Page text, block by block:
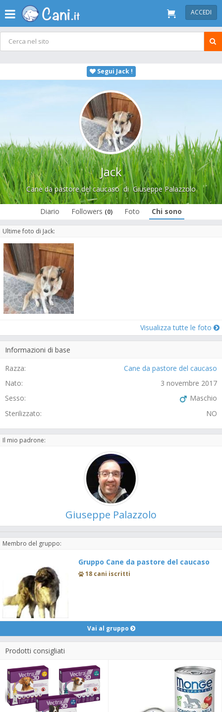
ACCEDI
Segui Jack !
Jack
Cane da pastore del caucasodiGiuseppe Palazzolo
Diario Followers (0) Foto Chi sono
Ultime foto di Jack:
Visualizza tutte le foto
Informazioni di base
Razza:
Cane da pastore del caucaso
Nato:
3 novembre 2017
Sesso:
Maschio
Sterilizzato:
NO
Il mio padrone:
Giuseppe Palazzolo
Membro del gruppo:
Gruppo Cane da pastore del caucaso
18 cani iscritti
Vai al gruppo
Prodotti consigliati